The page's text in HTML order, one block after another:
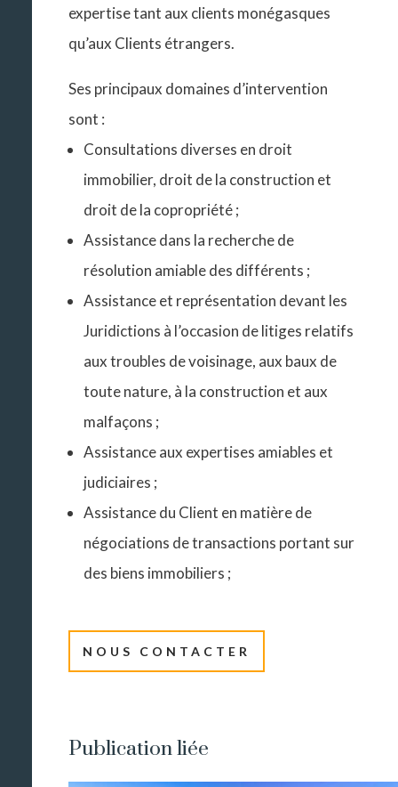
expertise tant aux clients monégasques
qu’aux Clients étrangers.
Ses principaux domaines d’intervention
sont :
Consultations diverses en droit
immobilier, droit de la construction et
droit de la copropriété ;
Assistance dans la recherche de
résolution amiable des différents ;
Assistance et représentation devant les
Juridictions à l’occasion de litiges relatifs
aux troubles de voisinage, aux baux de
toute nature, à la construction et aux
malfaçons ;
Assistance aux expertises amiables et
judiciaires ;
Assistance du Client en matière de
négociations de transactions portant sur
des biens immobiliers ;
NOUS CONTACTER
Publication liée